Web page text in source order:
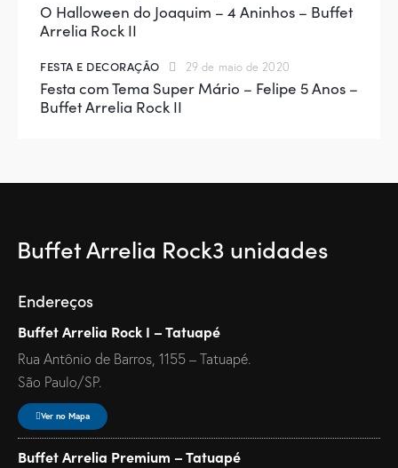
O Halloween do Joaquim – 4 Aninhos – Buffet
Arrelia Rock II
FESTA E DECORAÇÃO 29 de maio de 2020
Festa com Tema Super Mário – Felipe 5 Anos –
Buffet Arrelia Rock II
Buffet Arrelia Rock3 unidades
Endereços
Buffet Arrelia Rock I – Tatuapé
Rua Antônio de Barros, 1155 – Tatuapé.
São Paulo/SP.
Ver no Mapa
Buffet Arrelia Premium – Tatuapé